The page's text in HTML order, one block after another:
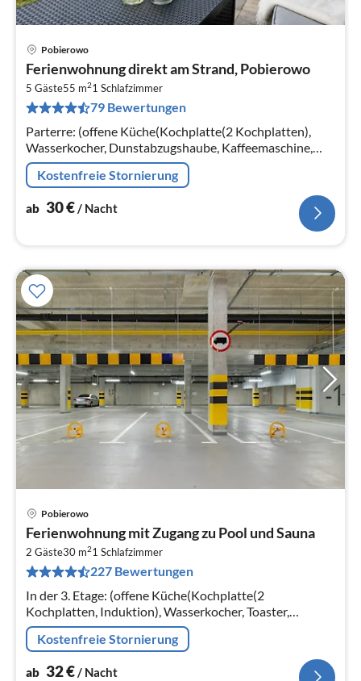
Pobierowo
Ferienwohnung direkt am Strand, Pobierowo
5 Gäste55 m21 Schlafzimmer
79 Bewertungen
Parterre: (offene Küche(Kochplatte(2 Kochplatten),
Wasserkocher, Dunstabzugshaube, Kaffeemaschine,
Mikrowelle, Kühl-/Gefrierkombination),
Wohn/Esszimmer(Schlafcouch 1 Pers.
Kostenfreie Stornierung
ab 30€ / Nacht
Pobierowo
Ferienwohnung mit Zugang zu Pool und Sauna
2 Gäste30 m21 Schlafzimmer
227 Bewertungen
In der 3. Etage: (offene Küche(Kochplatte(2
Kochplatten, Induktion), Wasserkocher, Toaster,
Dunstabzugshaube, Kaffeemaschine, Spülmaschine,
Kühl-/Gefrierkombination, Waschmaschine)
Kostenfreie Stornierung
ab 32€/ Nacht